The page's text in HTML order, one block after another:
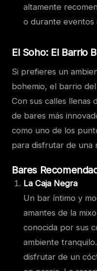
altamente
o durante eventos
El Soho: El Barrio
Si prefieres un
bohemio, el barrio
Con sus calles llenas
de bares más
como uno de los
para disfrutar de una
Bares
La Caja Negra
Un bar íntimo y
amantes de la
conocida por sus
ambiente
disfrutar de un